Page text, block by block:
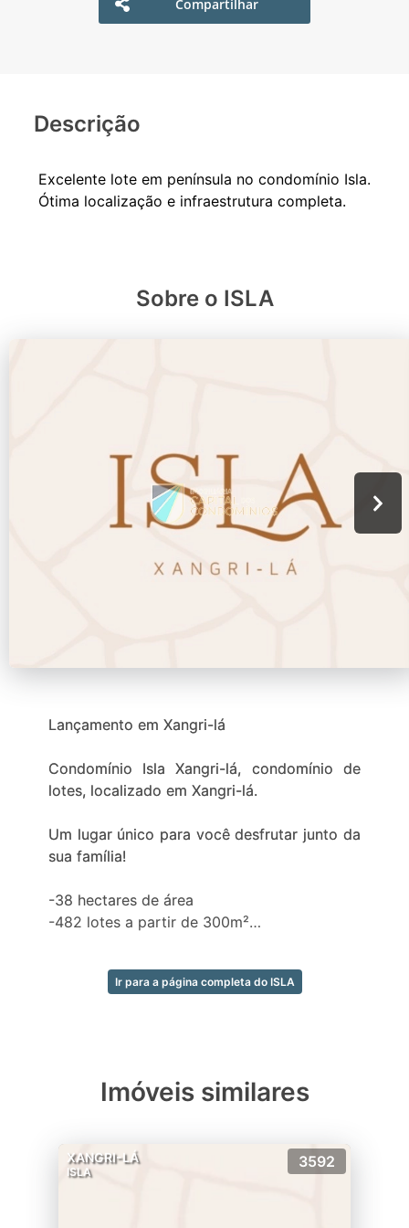
Compartilhar
Descrição
Excelente lote em península no condomínio Isla.
Sobre o ISLA
Lançamento em Xangri-lá
Condomínio Isla Xangri-lá, condomínio de
lotes, localizado em Xangri-lá.
Um lugar único para você desfrutar junto da
sua família!
-38 hectares de área
-482 lotes a partir de 300m²
-Lago todo Interligado
-Enseadas com lotes adentrando o lago
-Clube em ilha sob o lago com quase 10.000
-Clube de praia
-Possibilidade de deck até o talude
Ir para a página completa do ISLA
Imóveis similares
XANGRI-LÁ
ISLA
3592